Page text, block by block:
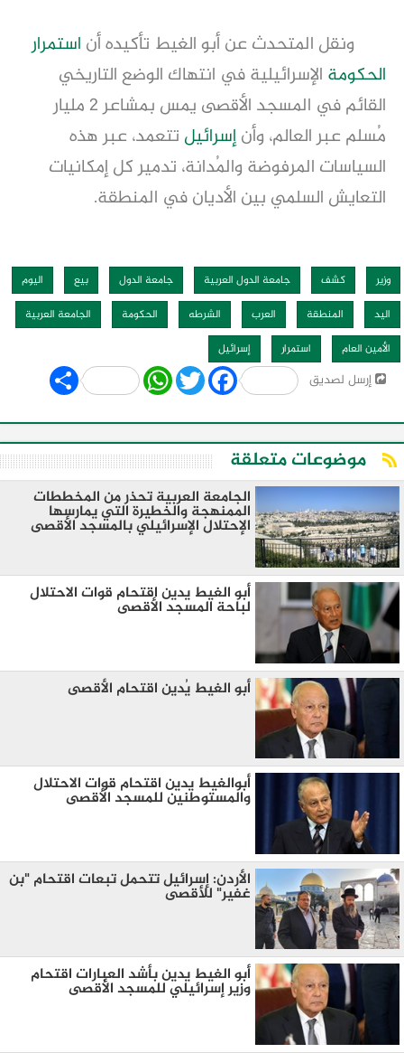
ونقل المتحدث عن أبو الغيط تأكيده أن استمرار
الحكومة الإسرائيلية في انتهاك الوضع التاريخي
القائم في المسجد الأقصى يمس بمشاعر 2 مليار
مُسلم عبر العالم، وأنإسرائيل تتعمد، عبر هذه
السياسات المرفوضة والمُدانة، تدمير كل إمكانيات
التعايش السلمي بين الأديان في المنطقة.
وزير كشف جامعة الدول العربية جامعة الدول بيع
اليوم
اليد
المنطقة العرب الشرطه الحكومة
الجامعة العربية
الأمين العام
استمرار إسرائيل
إرسل لصديق Share WhatsApp
Twitter Facebook
موضوعات متعلقة
الجامعة العربية تحذر من المخططات
الممنهجة والخطيرة التي يمارسها
الإحتلال الإسرائيلي بالمسجد الأقصى
أبو الغيط يدين اقتحام قوات الاحتلال
لباحة المسجد الأقصى
أبو الغيط يُدين اقتحام الأقصى
أبوالغيط يدين اقتحام قوات الاحتلال
والمستوطنين للمسجد الأقصى
الأردن: إسرائيل تتحمل تبعات اقتحام "بن
غفير" للأقصى
أبو الغيط يدين بأشد العبارات اقتحام
وزير إسرائيلي للمسجد الأقصى